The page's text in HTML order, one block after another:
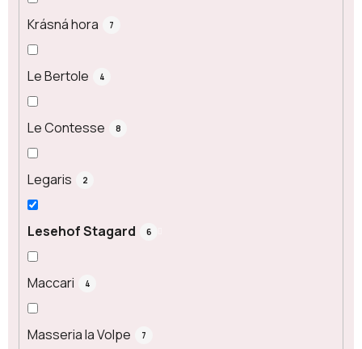
Krásná hora 7
Le Bertole 4
Le Contesse 8
Legaris 2
Lesehof Stagard 6
Maccari 4
Masseria la Volpe 7